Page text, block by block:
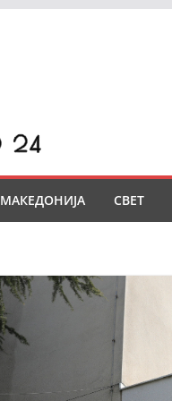
МАКЕДОНИЈА СВЕТ